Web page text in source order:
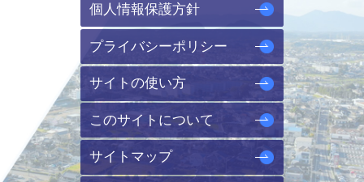
個人情報保護方針
プライバシーポリシー
サイトの使い方
このサイトについて
サイトマップ